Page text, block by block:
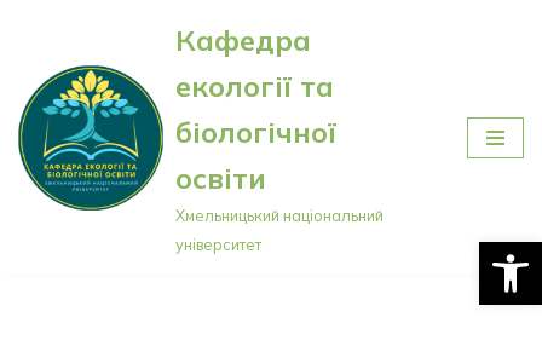
Перейти
до
вмісту
Кафедра
екології та
біологічної
освіти
Хмельницький національний
університет